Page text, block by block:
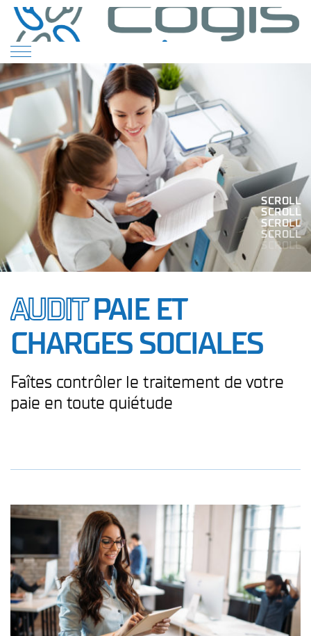
SCROLL
SCROLL
SCROLL
SCROLL
SCROLL
AUDITPAIE ET
CHARGES SOCIALES
Faîtes contrôler le traitement de votre
paie en toute quiétude